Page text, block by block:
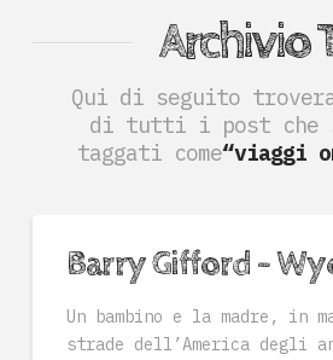
Archivio
Qui di seguito
di tutti i post che
taggati come“viaggi
Barry Gifford –
Un bambino e la madre, in
strade dell’America degli